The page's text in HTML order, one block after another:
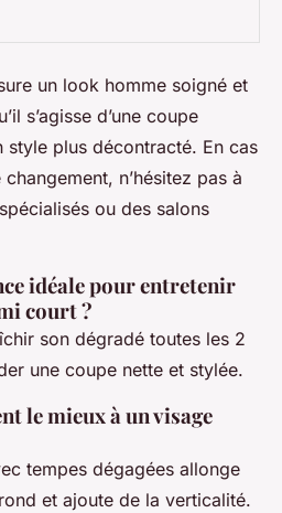
un look homme soigné et
s’agisse d’une coupe
style plus décontracté. En cas
n’hésitez pas à
ou des salons
idéale pour entretenir
court ?
son dégradé toutes les 2
une coupe nette et stylée.
le mieux à un visage
tempes dégagées allonge
et ajoute de la verticalité.